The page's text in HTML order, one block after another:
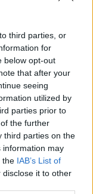
third parties, or
for
below opt-out
that after your
seeing
utilized by
parties prior to
the further
third parties on the
information may
the IAB’s List of
it to other